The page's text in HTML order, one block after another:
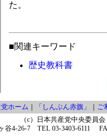
た。
■関連キーワード
歴史教科書
ホーム 「しんぶん赤旗」
ご
（c）日本共産党中央委員会
谷4-26-7 TEL 03-3403-6111